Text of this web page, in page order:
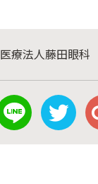
医療法人藤田眼科